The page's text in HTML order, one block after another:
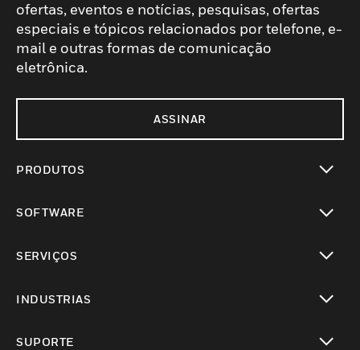
ofertas, eventos e notícias, pesquisas, ofertas
especiais e tópicos relacionados por telefone, e-
mail e outras formas de comunicação
eletrônica.
ASSINAR
PRODUTOS
SOFTWARE
SERVIÇOS
INDUSTRIAS
SUPORTE